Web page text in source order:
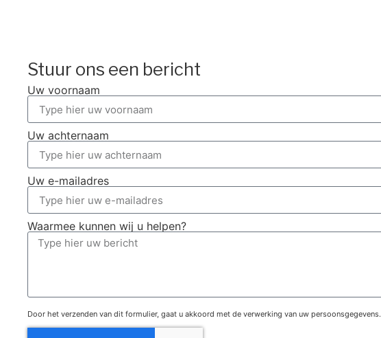
Stuur ons een bericht
Uw voornaam
Uw achternaam
Uw e-mailadres
Waarmee kunnen wij u helpen?
Door het verzenden van dit formulier, gaat u akkoord met de verwerking van uw persoonsgegevens.